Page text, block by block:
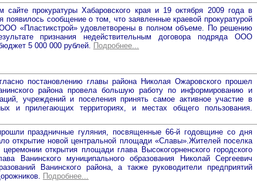
прокуратуры Хабаровского края и 19 октября 2009 года в
появилось сообщение о том, что заявленные краевой прокуратурой
«Пластикстрой» удовлетворены в полном объеме. По решению
признания недействительным договора подряда ООО
5 000 000 рублей. Подробнее...
постановлению главы района Николая Ожаровского прошел
района провела большую работу по информированию и
учреждений и поселения принять самое активное участие в
и прилегающих территориях, и местах общего пользования.
праздничные гуляния, посвященные 66-й годовщине со дня
открытие новой центральной площади «Славы».Жителей поселка
открытия площади глава Высокогорненского городского
Ванинского муниципального образования Николай Сергеевич
Ванинского района, а также руководители предприятий
Подробнее...